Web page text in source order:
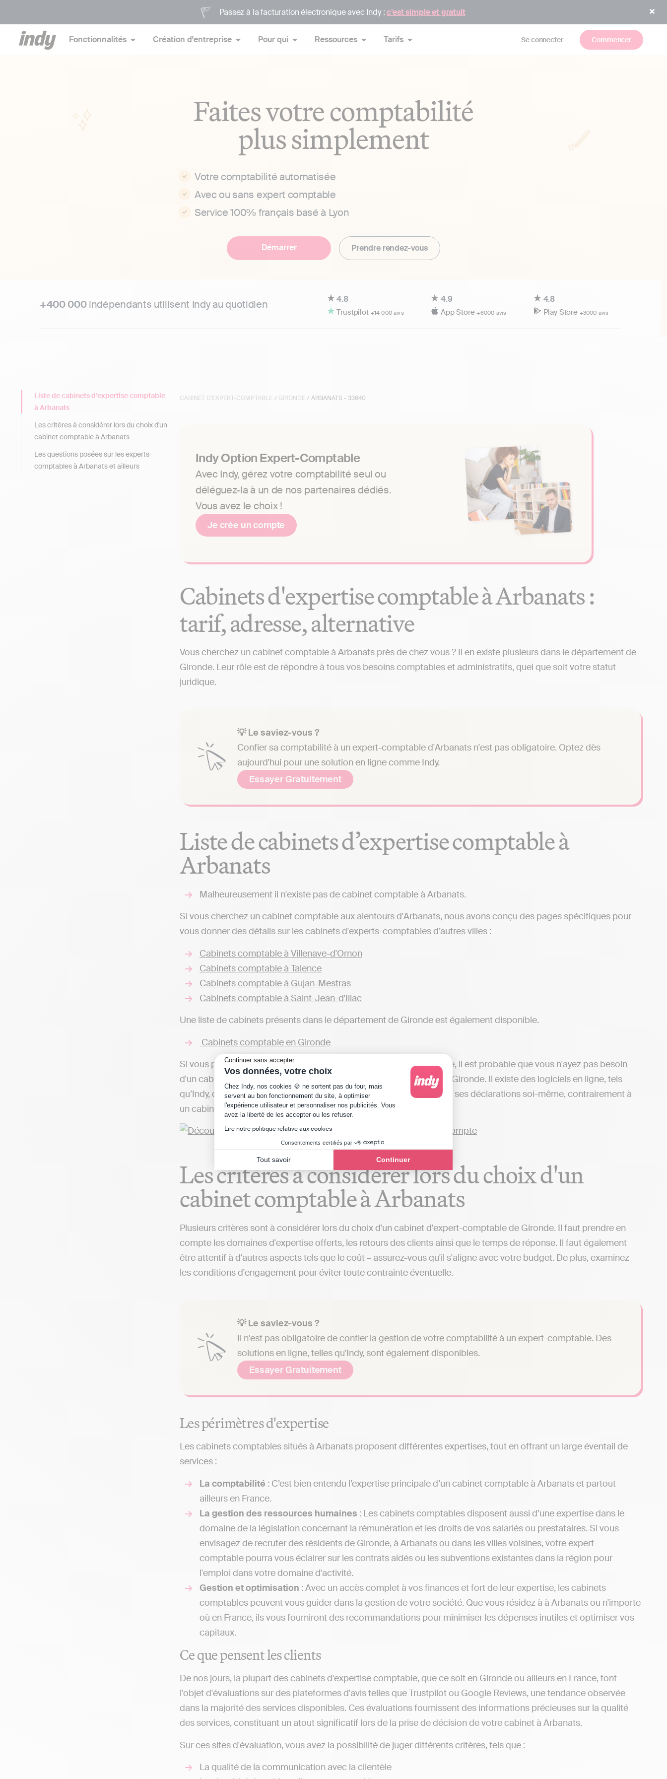
Continuer sans accepter
Vos données, votre choix
Plateforme de Gestion du Consentement : Personnalisez vos Options
Chez Indy, nos cookies 🍪 ne sortent pas du four, mais
servent au bon fonctionnement du site, à optimiser
l'expérience utilisateur et personnaliser nos publicités. Vous
avez la liberté de les accepter ou les refuser.
Lire notre politique relative aux cookies
Consentements certifiés par
Tout savoir Continuer
Axeptio consent
Passez à la facturation électronique avec Indy :c’est simple et gratuit
Fonctionnalités Création d'entreprise Pour qui Ressources Tarifs Se connecter Commencer
Faites votre comptabilité
plus simplement
Votre comptabilité automatisée
Avec ou sans expert comptable
Service 100% français basé à Lyon
Démarrer Prendre rendez-vous
+400 000indépendants utilisent Indy au quotidien 4.8
Trustpilot +14 000 avis
4.9
App Store+6000 avis
4.8
Play Store +3000 avis
CABINET D'EXPERT-COMPTABLE / GIRONDE / ARBANATS - 33640
Indy Option Expert-Comptable
Avec Indy, gérez votre comptabilité seul ou
déléguez-la à un de nos partenaires dédiés.
Vous avez le choix !
Je crée un compte
Cabinets d'expertise comptable à Arbanats :
tarif, adresse, alternative
Vous cherchez un cabinet comptable à Arbanats près de chez vous ? Il en existe plusieurs dans le département de
Gironde. Leur rôle est de répondre à tous vos besoins comptables et administratifs, quel que soit votre statut
juridique.
💡 Le saviez-vous ?
Confier sa comptabilité à un expert-comptable d'Arbanats n'est pas obligatoire. Optez dès
aujourd'hui pour une solution en ligne comme Indy.
Essayer Gratuitement
Liste de cabinets d’expertise comptable à
Arbanats
Malheureusement il n'existe pas de cabinet comptable à Arbanats.
Si vous cherchez un cabinet comptable aux alentours d'Arbanats, nous avons conçu des pages spécifiques pour
vous donner des détails sur les cabinets d'experts-comptables d’autres villes :
Cabinets comptable à Villenave-d'Ornon
Cabinets comptable à Talence
Cabinets comptable à Gujan-Mestras
Cabinets comptable à Saint-Jean-d'Illac
Une liste de cabinets présents dans le département de Gironde est également disponible.
Cabinets comptable en Gironde
Si vous préférez tenir votre comptabilité en ligne en toute autonomie, il est probable que vous n'ayez pas besoin
d'un cabinet comptable près de chez vous, dans le département de Gironde. Il existe des logiciels en ligne, tels
qu’Indy, qui permettent d’automatiser sa comptabilité et transmettre ses déclarations soi-même, contrairement à
un cabinet comptable qui réalisent toutes ces actions à votre place.
Les critères à considérer lors du choix d'un
cabinet comptable à Arbanats
Plusieurs critères sont à considérer lors du choix d'un cabinet d'expert-comptable de Gironde. Il faut prendre en
compte les domaines d'expertise offerts, les retours des clients ainsi que le temps de réponse. Il faut également
être attentif à d'autres aspects tels que le coût – assurez-vous qu'il s'aligne avec votre budget. De plus, examinez
les conditions d'engagement pour éviter toute contrainte éventuelle.
💡 Le saviez-vous ?
Il n'est pas obligatoire de confier la gestion de votre comptabilité à un expert-comptable. Des
solutions en ligne, telles qu'Indy, sont également disponibles.
Essayer Gratuitement
Les périmètres d'expertise
Les cabinets comptables situés à Arbanats proposent différentes expertises, tout en offrant un large éventail de
services :
La comptabilité : C’est bien entendu l’expertise principale d’un cabinet comptable à Arbanats et partout
ailleurs en France.
La gestion des ressources humaines : Les cabinets comptables disposent aussi d’une expertise dans le
domaine de la législation concernant la rémunération et les droits de vos salariés ou prestataires. Si vous
envisagez de recruter des résidents de Gironde, à Arbanats ou dans les villes voisines, votre expert-
comptable pourra vous éclairer sur les contrats aidés ou les subventions existantes dans la région pour
l'emploi dans votre domaine d'activité.
Gestion et optimisation : Avec un accès complet à vos finances et fort de leur expertise, les cabinets
comptables peuvent vous guider dans la gestion de votre société. Que vous résidez à à Arbanats ou n'importe
où en France, ils vous fourniront des recommandations pour minimiser les dépenses inutiles et optimiser vos
capitaux.
Ce que pensent les clients
De nos jours, la plupart des cabinets d'expertise comptable, que ce soit en Gironde ou ailleurs en France, font
l'objet d'évaluations sur des plateformes d'avis telles que Trustpilot ou Google Reviews, une tendance observée
dans la majorité des services disponibles. Ces évaluations fournissent des informations précieuses sur la qualité
des services, constituant un atout significatif lors de la prise de décision de votre cabinet à Arbanats.
Sur ces sites d'évaluation, vous avez la possibilité de juger différents critères, tels que :
La qualité de la communication avec la clientèle
Liste de cabinets d’expertise comptable
à Arbanats
Les critères à considérer lors du choix d'un
cabinet comptable à Arbanats
Les questions posées sur les experts-
comptables à Arbanats et ailleurs